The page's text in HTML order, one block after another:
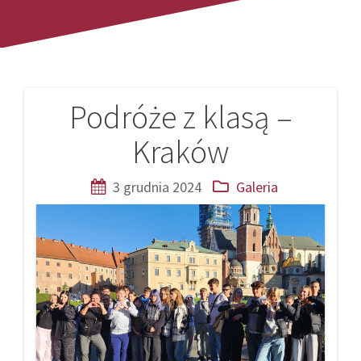
Podróże z klasą –
Kraków
3 grudnia 2024 Galeria
Nawigacja